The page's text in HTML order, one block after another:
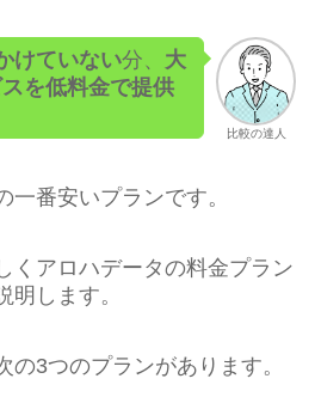
比較の達人
けていない分、 大
を低料金で提供
一番安いプランです。
くアロハデータの料金プラン
明します。
の3つのプランがあります。